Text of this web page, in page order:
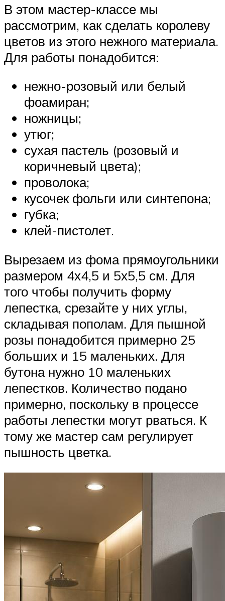
В этом мастер-классе мы
рассмотрим, как сделать королеву
цветов из этого нежного материала.
Для работы понадобится:
нежно-розовый или белый
фоамиран;
ножницы;
утюг;
сухая пастель (розовый и
коричневый цвета);
проволока;
кусочек фольги или синтепона;
губка;
клей-пистолет.
Вырезаем из фома прямоугольники
размером 4х4,5 и 5х5,5 см. Для
того чтобы получить форму
лепестка, срезайте у них углы,
складывая пополам. Для пышной
розы понадобится примерно 25
больших и 15 маленьких. Для
бутона нужно 10 маленьких
лепестков. Количество подано
примерно, поскольку в процессе
работы лепестки могут рваться. К
тому же мастер сам регулирует
пышность цветка.